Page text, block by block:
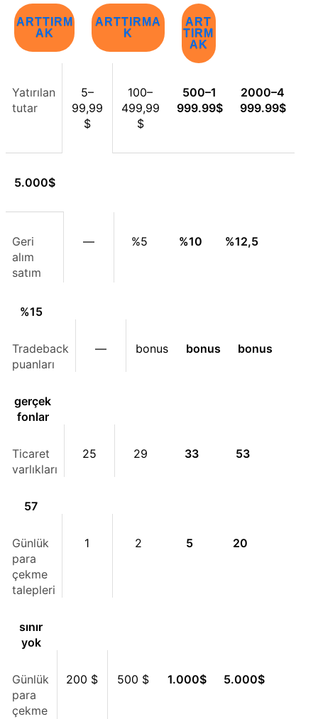
ARTTIRM
AK
ARTTIRMA
K
ART
TIRM
AK
Yatırılan
tutar
5–
99,99
$
100–
499,99
$
500–1
999.99$
2000–4
999.99$
5.000$
Geri
alım
satım
— %5 %10 %12,5
%15
Tradeback
puanları
— bonus bonus bonus
gerçek
fonlar
Ticaret
varlıkları
25 29 33 53
57
Günlük
para
çekme
talepleri
1 2 5 20
sınır
yok
Günlük
para
çekme
200 $ 500 $ 1.000$ 5.000$